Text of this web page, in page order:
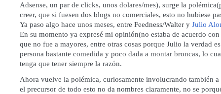
Adsense, un par de clicks, unos dolares/mes), surge la
creer, que si fuesen dos blogs no comerciales, esto no hubiese
Ya paso algo hace unos meses, entre Feedness/Walter y Julio
En su momento ya expresé mi opinión(no estaba de acuerdo
que no fue a mayores, entre otras cosas porque Julio la verdad
persona bastante comedida y poco dada a montar broncas, lo
tenga que tener siempre la razón.
Ahora vuelve la polémica, curiosamente involucrando también a
el precursor de todo esto no da nombres claramente, no se